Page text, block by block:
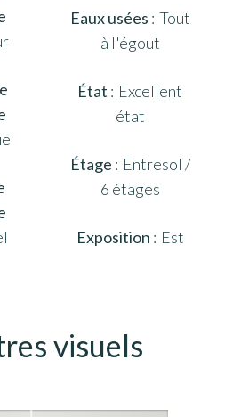
Eaux usées Tout
à l'égout
État
Excellent
état
Étage
Entresol /
6 étages
Exposition Est
visuels